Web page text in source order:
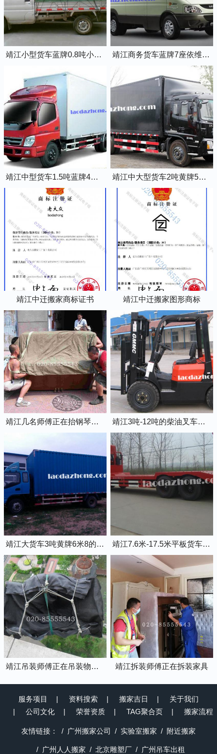
靖江小型货车蓝牌0.8吨小卡车 靖江商务货车蓝牌7座依维柯全顺车
靖江中型货车1.5吨蓝牌4米2厢式货车 靖江中大型货车2吨黄牌5米2厢式货车
靖江中迁搬家商标证书 靖江中迁搬家图形商标
靖江几名师傅正在抬钢琴上楼 靖江3吨-12吨的柴油叉车出租
靖江大货车3吨黄牌6米8的厢式货车 靖江7.6米-17.5米平板货车出租
靖江吊装师傅正在吊装物品上楼 靖江拆装师傅正在拆装家具
服务项目 资料搜索 搬家吉日
关于我们
公司文化
荣誉资质 TAG聚合页 搬家流程
友情链接： 广州搬家公司 实验室搬家 附近搬家
广州人人搬家 北京雕塑厂 广州吊车出租